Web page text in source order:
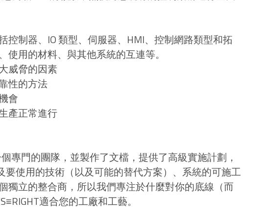
控制器、IO 類型、伺服器、HMI、控制網路類型和拓
用的材料、與其他系統的互連等。
威脅的因素
性的方法
會
產正常進行
專門的團隊，並製作了文檔，提供了高級實施計劃，
要使用的技術（以及可能的替代方案）、系統的可施工
獨立的整合商，所以我們專注於什麼對你的底線（而
適合您的工廠和工藝。